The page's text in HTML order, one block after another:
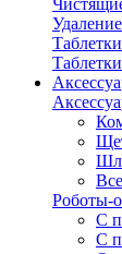
Роботы-
С
С